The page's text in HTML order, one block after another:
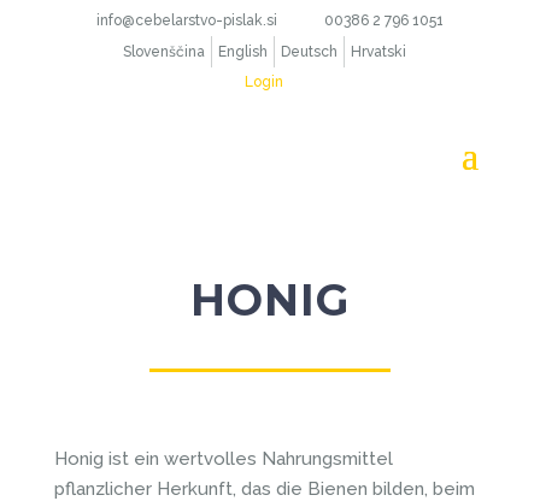
info@cebelarstvo-pislak.si
00386 2 796 1051
Slovenščina
English Deutsch
Hrvatski
Login
HONIG
Honig ist ein wertvolles Nahrungsmittel
pflanzlicher Herkunft, das die Bienen bilden, beim